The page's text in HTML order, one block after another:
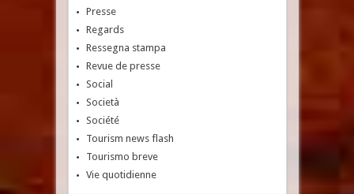
Presse
Regards
Ressegna stampa
Revue de presse
Social
Società
Société
Tourism news flash
Tourismo breve
Vie quotidienne